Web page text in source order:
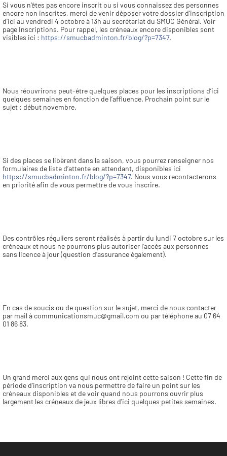
Si vous n’êtes pas encore inscrit ou si vous connaissez des personnes
encore non inscrites, merci de venir déposer votre dossier d’inscription
d’ici au vendredi 4 octobre à 13h au secrétariat du SMUC Général. Voir
page Inscriptions. Pour rappel, les créneaux encore disponibles sont
visibles ici : https://smucbadminton.fr/blog/?p=7347.
Nous réouvrirons peut-être quelques places pour les inscriptions d’ici
quelques semaines en fonction de l’affluence. Prochain point sur le
sujet : début novembre.
Si des places se libèrent dans la saison, vous pourrez renseigner nos
https://smucbadminton.fr/blog/?p=7347. Nous vous recontacterons
en priorité afin de vous permettre de vous inscrire.
Des contrôles réguliers seront réalisés à partir du lundi 7 octobre sur les
créneaux et nous ne pourrons plus autoriser l’accès aux personnes
sans licence à jour (question d’assurance également).
En cas de soucis ou de question sur le sujet, merci de nous contacter
par mail à communicationsmuc@gmail.com ou par téléphone au 07 64
01 86 83.
Un grand merci aux gens qui nous ont rejoint cette saison ! Cette fin de
période d'inscription va nous permettre de faire un point sur les
créneaux disponibles et de voir quand nous pourrons ouvrir plus
largement les créneaux de jeux libres d'ici quelques petites semaines.